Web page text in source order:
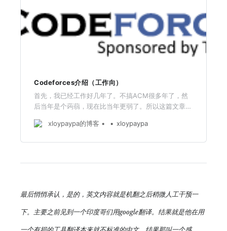
Codeforces介绍（工作向）
首先，我已经工作好几年了。不搞ACM很多年了，然
后当年是个蒟蒻，现在比当年更弱了。所以这篇文章主
工作的开发朋友。
xloypaypa的博客 xloypaypa
最后悄悄承认，是的，英文内容就是机翻之后稍微人工干预一
下。主要之前见到一个印度哥们用google翻译。结果就是他在用